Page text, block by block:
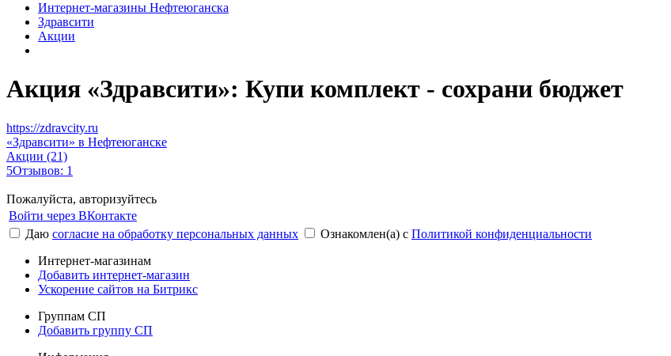
Интернет-магазины Нефтеюганска
Здравсити
Акции
Акция «Здравсити»: Купи комплект - сохрани бюджет
https://zdravcity.ru
«Здравсити» в Нефтеюганске
Акции (21)
5Отзывов: 1
Пожалуйста, авторизуйтесь
Войти через ВКонтакте
Даю согласие на обработку персональных данных Ознакомлен(а) с Политикой конфиденциальности
Интернет-магазинам
Добавить интернет-магазин
Ускорение сайтов на Битрикс
Группам СП
Добавить группу СП